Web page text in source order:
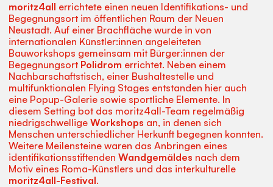
moritz4all errichtete einen neuen Identifikations- und
Begegnungsort im öffentlichen Raum der Neuen
Neustadt. Auf einer Brachfläche wurde in von
internationalen Künstler:innen angeleiteten
Bauworkshops gemeinsam mit Bürger:innen der
Begegnungsort Polidrom errichtet. Neben einem
Nachbarschaftstisch, einer Bushaltestelle und
multifunktionalen Flying Stages entstanden hier auch
eine Popup-Galerie sowie sportliche Elemente. In
diesem Setting bot das moritz4all-Team regelmäßig
niedrigschwellige Workshops an, in denen sich
Menschen unterschiedlicher Herkunft begegnen konnten.
Weitere Meilensteine waren das Anbringen eines
identifikationsstiftenden Wandgemäldes nach dem
Motiv eines Roma-Künstlers und das interkulturelle
moritz4all-Festival.